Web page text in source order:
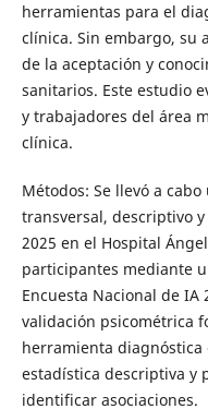
herramientas para el
clínica. Sin embargo, su
de la aceptación y
sanitarios. Este estudio
y trabajadores del área
clínica.
Métodos: Se llevó a
transversal, descriptivo
2025 en el Hospital
participantes mediante
Encuesta Nacional de IA
validación psicométrica
herramienta
estadística descriptiva y
identificar asociaciones.